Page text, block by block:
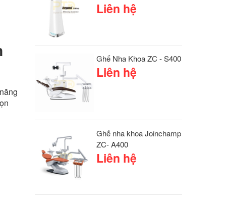
Liên hệ
Ghế Nha Khoa ZC - S400
Liên hệ
Ghế nha khoa Joinchamp
ZC- A400
Liên hệ